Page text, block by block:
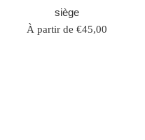
siège
À partir de €45,00